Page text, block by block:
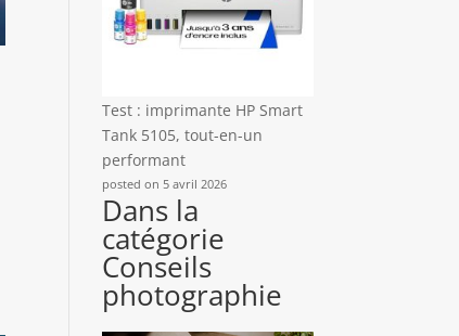
Test : imprimante HP Smart
Tank 5105, tout-en-un
performant
posted on 5 avril 2026
Dans la
catégorie
Conseils
photographie